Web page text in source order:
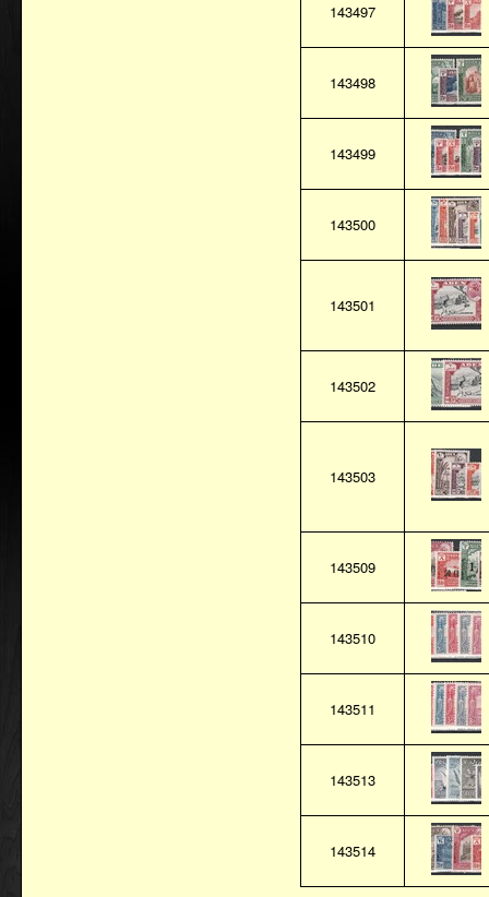
143497
143498
143499
143500
143501
143502
143503
143509
143510
143511
143513
143514